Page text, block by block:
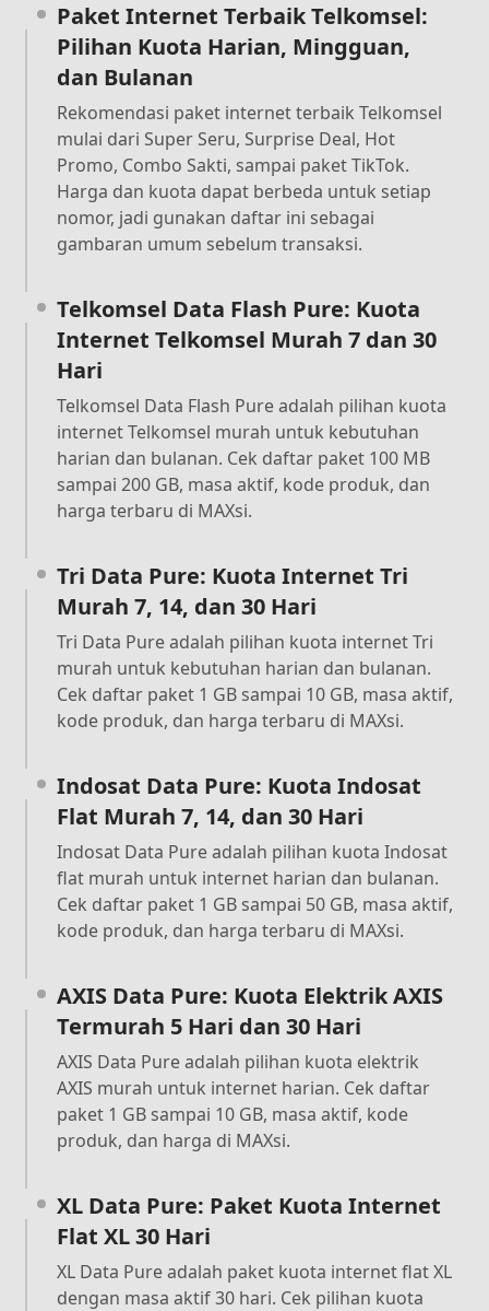
Paket Internet Terbaik Telkomsel:
Pilihan Kuota Harian, Mingguan,
dan Bulanan
Rekomendasi paket internet terbaik Telkomsel
mulai dari Super Seru, Surprise Deal, Hot
Promo, Combo Sakti, sampai paket TikTok.
Harga dan kuota dapat berbeda untuk setiap
nomor, jadi gunakan daftar ini sebagai
gambaran umum sebelum transaksi.
Telkomsel Data Flash Pure: Kuota
Internet Telkomsel Murah 7 dan 30
Hari
Telkomsel Data Flash Pure adalah pilihan kuota
internet Telkomsel murah untuk kebutuhan
harian dan bulanan. Cek daftar paket 100 MB
sampai 200 GB, masa aktif, kode produk, dan
harga terbaru di MAXsi.
Tri Data Pure: Kuota Internet Tri
Murah 7, 14, dan 30 Hari
Tri Data Pure adalah pilihan kuota internet Tri
murah untuk kebutuhan harian dan bulanan.
Cek daftar paket 1 GB sampai 10 GB, masa aktif,
kode produk, dan harga terbaru di MAXsi.
Indosat Data Pure: Kuota Indosat
Flat Murah 7, 14, dan 30 Hari
Indosat Data Pure adalah pilihan kuota Indosat
flat murah untuk internet harian dan bulanan.
Cek daftar paket 1 GB sampai 50 GB, masa aktif,
kode produk, dan harga terbaru di MAXsi.
AXIS Data Pure: Kuota Elektrik AXIS
Termurah 5 Hari dan 30 Hari
AXIS Data Pure adalah pilihan kuota elektrik
AXIS murah untuk internet harian. Cek daftar
paket 1 GB sampai 10 GB, masa aktif, kode
produk, dan harga di MAXsi.
XL Data Pure: Paket Kuota Internet
Flat XL 30 Hari
XL Data Pure adalah paket kuota internet flat XL
dengan masa aktif 30 hari. Cek pilihan kuota